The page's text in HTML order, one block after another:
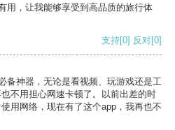
用，让我能够享受到高品质的旅行体
支持[0] 反对[0]
备神器，无论是看视频、玩游戏还是工
不用担心网速卡顿了。以前出差的时
用网络，现在有了这个app，我再也不